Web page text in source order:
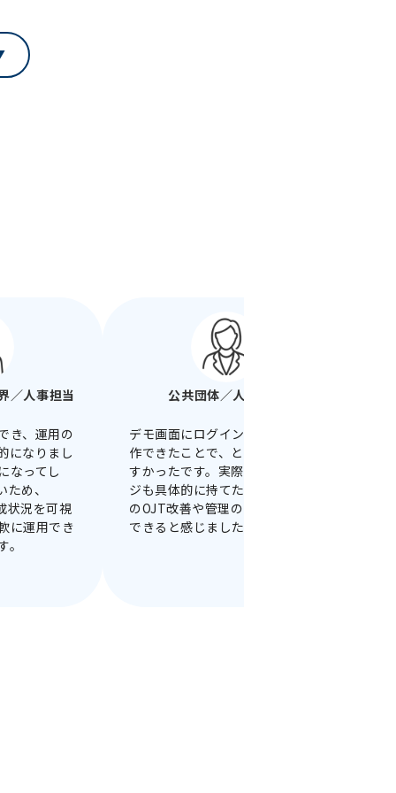
／人事担当
き、運用の
になりまし
なってし
め、
状況を可視
に運用でき
公共団体／人事担当
デモ画面にログインし、実際に操
作できたことで、とても理解しや
すかったです。実際の運用イメー
ジも具体的に持てたため、現場で
のOJT改善や管理の効率化に活用
できると感じました。